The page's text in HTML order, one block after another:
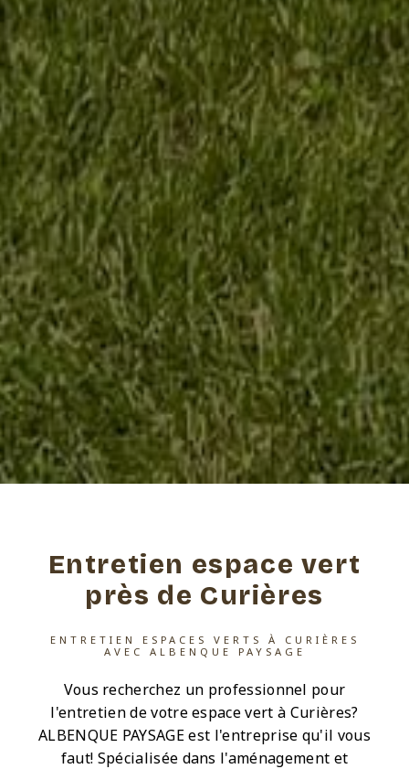
Entretien espace vert
près de Curières
ENTRETIEN ESPACES VERTS À CURIÈRES
AVEC ALBENQUE PAYSAGE
Vous recherchez un professionnel pour
l'entretien de votre espace vert à Curières?
ALBENQUE PAYSAGE est l'entreprise qu'il vous
faut! Spécialisée dans l'aménagement et